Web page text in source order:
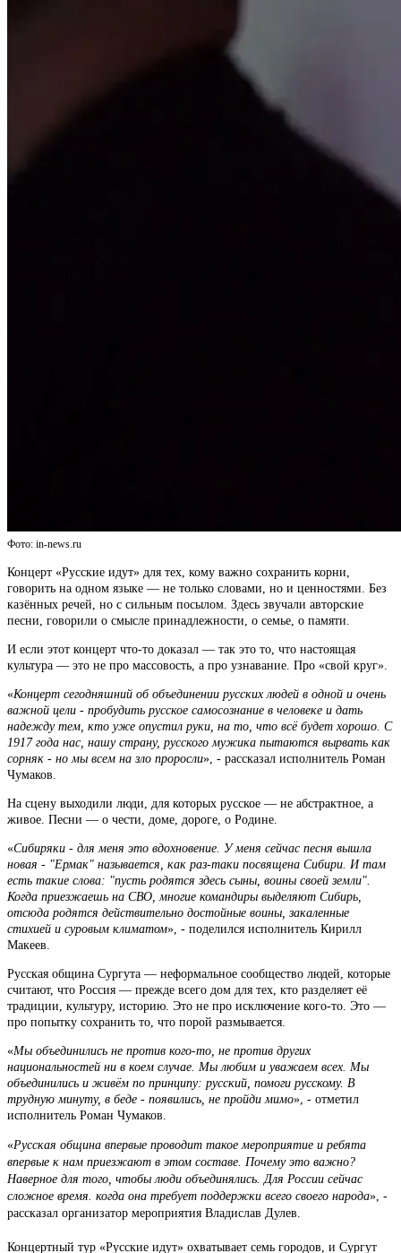
Фото: in-news.ru
Концерт «Русские идут» для тех, кому важно сохранить корни,
говорить на одном языке — не только словами, но и ценностями. Без
казённых речей, но с сильным посылом. Здесь звучали авторские
песни, говорили о смысле принадлежности, о семье, о памяти.
И если этот концерт что-то доказал — так это то, что настоящая
культура — это не про массовость, а про узнавание. Про «свой круг».
«Концерт сегодняшний об объединении русских людей в одной и очень
важной цели - пробудить русское самосознание в человеке и дать
надежду тем, кто уже опустил руки, на то, что всё будет хорошо. С
1917 года нас, нашу страну, русского мужика пытаются вырвать как
сорняк - но мы всем на зло проросли», - рассказал исполнитель Роман
Чумаков.
На сцену выходили люди, для которых русское — не абстрактное, а
живое. Песни — о чести, доме, дороге, о Родине.
«Сибиряки - для меня это вдохновение. У меня сейчас песня вышла
новая - "Ермак" называется, как раз-таки посвящена Сибири. И там
есть такие слова: "пусть родятся здесь сыны, воины своей земли".
Когда приезжаешь на СВО, многие командиры выделяют Сибирь,
отсюда родятся действительно достойные воины, закаленные
стихией и суровым климатом», - поделился исполнитель Кирилл
Макеев.
Русская община Сургута — неформальное сообщество людей, которые
считают, что Россия — прежде всего дом для тех, кто разделяет её
традиции, культуру, историю. Это не про исключение кого-то. Это —
про попытку сохранить то, что порой размывается.
«Мы объединились не против кого-то, не против других
национальностей ни в коем случае. Мы любим и уважаем всех. Мы
объединились и живём по принципу: русский, помоги русскому. В
трудную минуту, в беде - появились, не пройди мимо», - отметил
исполнитель Роман Чумаков.
«Русская община впервые проводит такое мероприятие и ребята
впервые к нам приезжают в этом составе. Почему это важно?
Наверное для того, чтобы люди объединялись. Для России сейчас
сложное время. когда она требует поддержки всего своего народа», -
рассказал организатор мероприятия Владислав Дулев.
Концертный тур «Русские идут» охватывает семь городов, и Сургут